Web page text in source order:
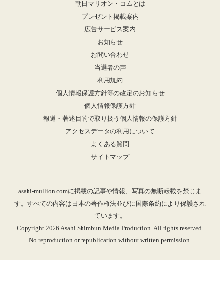
朝日マリオン・コムとは
プレゼント掲載案内
広告サービス案内
お知らせ
お問い合わせ
当選者の声
利用規約
個人情報保護方針等の改定のお知らせ
個人情報保護方針
報道・著述目的で取り扱う個人情報の保護方針
アクセスデータの利用について
よくある質問
サイトマップ
asahi-mullion.comに掲載の記事や情報、写真の無断転載を禁じま
す。すべての内容は日本の著作権法並びに国際条約により保護され
ています。
Copyright 2026 Asahi Shimbun Media Production. All rights reserved.
No reproduction or republication without written permission.